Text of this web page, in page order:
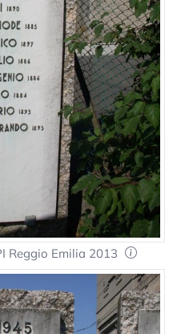
Reggio Emilia 2013